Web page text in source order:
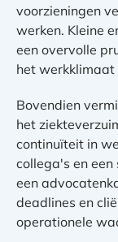
voorzieningen
werken. Kleine
een overvolle
het
Bovendien
het
continuïteit in
collega's en
een
deadlines en
operationele